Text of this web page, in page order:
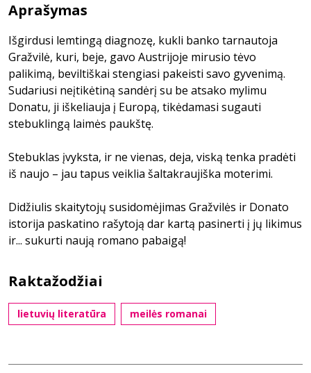
Aprašymas
Išgirdusi lemtingą diagnozę, kukli banko tarnautoja
Gražvilė, kuri, beje, gavo Austrijoje mirusio tėvo
palikimą, beviltiškai stengiasi pakeisti savo gyvenimą.
Sudariusi neįtikėtiną sandėrį su be atsako mylimu
Donatu, ji iškeliauja į Europą, tikėdamasi sugauti
stebuklingą laimės paukštę.
Stebuklas įvyksta, ir ne vienas, deja, viską tenka pradėti
iš naujo – jau tapus veiklia šaltakraujiška moterimi.
Didžiulis skaitytojų susidomėjimas Gražvilės ir Donato
istorija paskatino rašytoją dar kartą pasinerti į jų likimus
ir... sukurti naują romano pabaigą!
Raktažodžiai
lietuvių literatūra meilės romanai